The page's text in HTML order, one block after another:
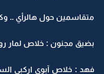
متقاسمين حول هالرأي ..
بضيق مجنون : خلاص لمار
فهد : خلاص آبوي اركبي